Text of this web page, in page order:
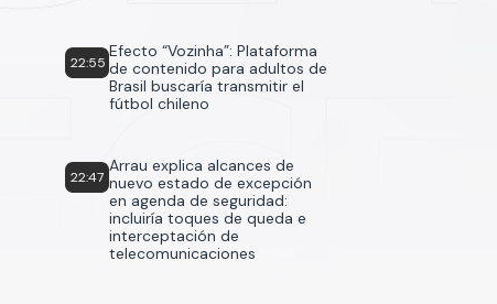
22:55
Efecto “Vozinha”: Plataforma
de contenido para adultos de
Brasil buscaría transmitir el
fútbol chileno
22:47
Arrau explica alcances de
nuevo estado de excepción
en agenda de seguridad:
incluiría toques de queda e
interceptación de
telecomunicaciones